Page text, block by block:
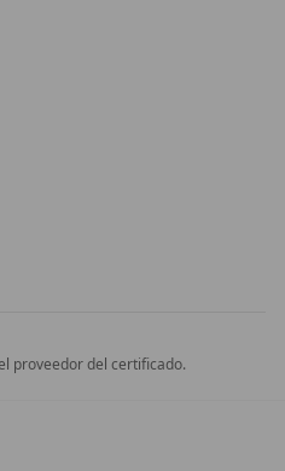
proveedor del certificado.